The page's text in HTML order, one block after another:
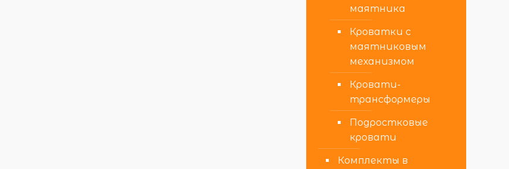
маятника
Кроватки с
маятниковым
механизмом
Кровати-
трансформеры
Подростковые
кровати
Комплекты в